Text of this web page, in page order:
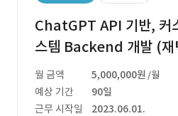
ChatGPT API 기반, 커
스템 Backend 개발 (재
월 금액 5,000,000원 /월
예상 기간
90일
근무 시작일
2023.06.01.